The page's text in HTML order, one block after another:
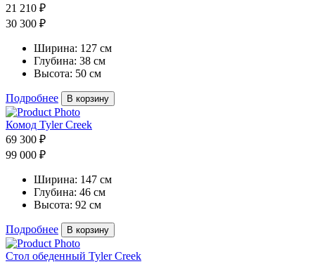
21 210 ₽
30 300 ₽
Ширина: 127 см
Глубина: 38 см
Высота: 50 см
Подробнее В корзину
Комод Tyler Creek
69 300 ₽
99 000 ₽
Ширина: 147 см
Глубина: 46 см
Высота: 92 см
Подробнее В корзину
Стол обеденный Tyler Creek